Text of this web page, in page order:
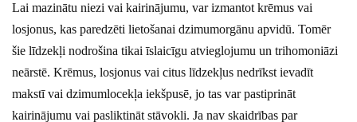
Lai mazinātu niezi vai kairinājumu, var izmantot krēmus vai
losjonus, kas paredzēti lietošanai dzimumorgānu apvidū. Tomēr
šie līdzekļi nodrošina tikai īslaicīgu atvieglojumu un trihomoniāzi
neārstē. Krēmus, losjonus vai citus līdzekļus nedrīkst ievadīt
makstī vai dzimumlocekļa iekšpusē, jo tas var pastiprināt
kairinājumu vai pasliktināt stāvokli. Ja nav skaidrības par